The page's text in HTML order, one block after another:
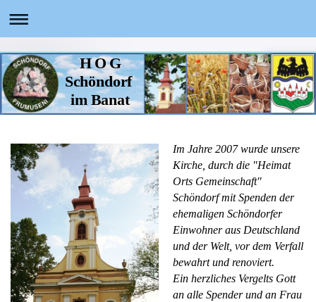
H O G
Schöndorf
im Banat
Im Jahre 2007 wurde unsere
Kirche, durch die "Heimat
Orts Gemeinschaft"
Schöndorf mit Spenden der
ehemaligen Schöndorfer
Einwohner aus Deutschland
und der Welt, vor dem Verfall
bewahrt und renoviert.
Ein herzliches Vergelts Gott
an alle Spender und an Frau